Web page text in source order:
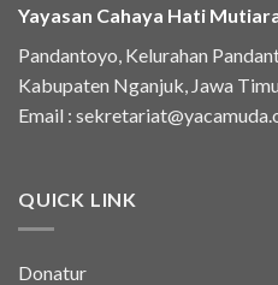
Yayasan Cahaya Hati
Pandantoyo, Kelurahan
Kabupaten Nganjuk, Jawa
Email :
QUICK LINK
Donatur